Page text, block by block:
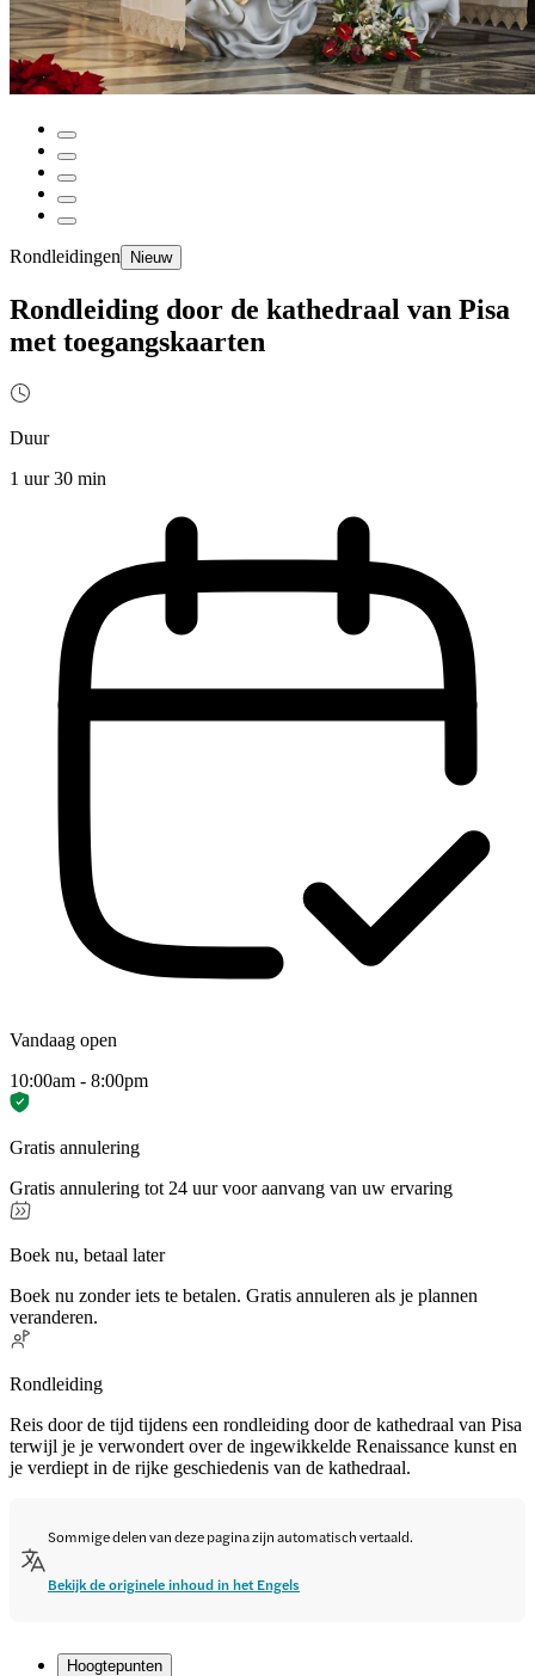
Rondleidingen Nieuw
Rondleiding door de kathedraal van Pisa
met toegangskaarten
Duur
1 uur 30 min
Vandaag open
10:00am - 8:00pm
Gratis annulering
Gratis annulering tot 24 uur voor aanvang van uw ervaring
Boek nu, betaal later
Boek nu zonder iets te betalen. Gratis annuleren als je plannen
veranderen.
Rondleiding
Reis door de tijd tijdens een rondleiding door de kathedraal van Pisa
terwijl je je verwondert over de ingewikkelde Renaissance kunst en
je verdiept in de rijke geschiedenis van de kathedraal.
Sommige delen van deze pagina zijn automatisch vertaald.
Bekijk de originele inhoud in het Engels
Hoogtepunten